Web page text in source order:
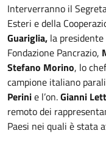
Interverranno il
Esteri e della
Guariglia, la
Fondazione Pancrazio,
Stefano Morino, lo
campione italiano
Perinie l’on.Gianni
remoto dei
Paesi nei quali è stata